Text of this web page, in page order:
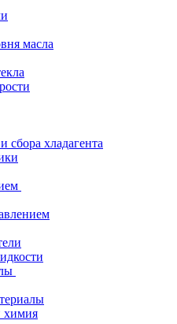
масла
сбора хладагента
химия